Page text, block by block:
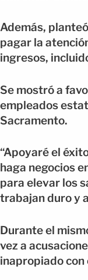
Además,
pagar la
ingresos,
Se mostró a
empleados
Sacramento.
“Apoyaré el
haga negocios
para elevar los
trabajan duro y
Durante el
vez a
inapropiado con